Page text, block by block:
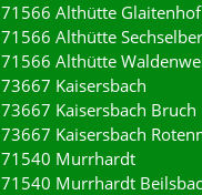
71566 Althütte Glaitenhof
71566 Althütte
71566 Althütte
73667 Kaisersbach
73667 Kaisersbach Bruch
73667 Kaisersbach
71540 Murrhardt
71540 Murrhardt